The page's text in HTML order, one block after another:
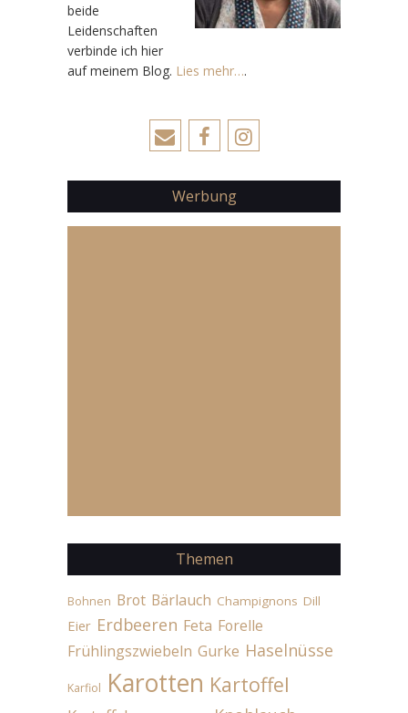
beide
Leidenschaften
verbinde ich hier
auf meinem Blog. Lies mehr….
Werbung
Themen
Bohnen Brot Bärlauch Champignons Dill
Eier Erdbeeren Feta Forelle
Frühlingszwiebeln Gurke Haselnüsse
Karfiol Karotten Kartoffel